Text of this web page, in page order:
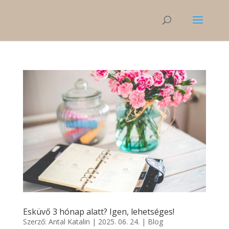
Esküvő 3 hónap alatt? Igen, lehetséges!
Szerző: Antal Katalin | 2025. 06. 24. | Blog